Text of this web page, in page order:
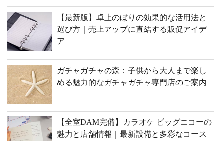
【最新版】卓上のぼりの効果的な活用法と
選び方｜売上アップに直結する販促アイデ
ア
ガチャガチャの森：子供から大人まで楽し
める魅力的なガチャガチャ専門店のご案内
【全室DAM完備】カラオケ ビッグエコーの
魅力と店舗情報｜最新設備と多彩なコース